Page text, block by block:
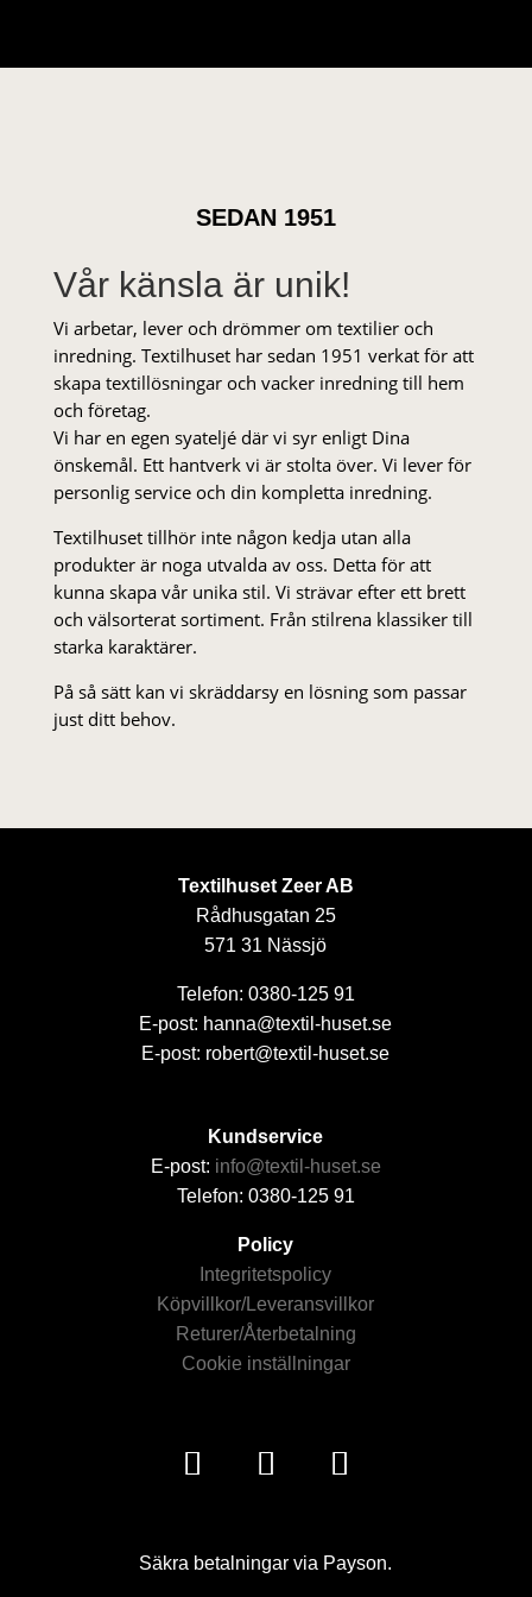
SEDAN 1951
Vår känsla är unik!
Vi arbetar, lever och drömmer om textilier och
inredning. Textilhuset har sedan 1951 verkat för att
skapa textillösningar och vacker inredning till hem
och företag.
Vi har en egen syateljé där vi syr enligt Dina
önskemål. Ett hantverk vi är stolta över. Vi lever för
personlig service och din kompletta inredning.
Textilhuset tillhör inte någon kedja utan alla
produkter är noga utvalda av oss. Detta för att
kunna skapa vår unika stil. Vi strä­var efter ett brett
och välsorterat sor­ti­ment. Från stil­rena klas­siker till
starka karaktärer.
På så sätt kan vi skräddarsy en lösning som passar
just ditt behov.
Textilhuset Zeer AB
Rådhusgatan 25
571 31 Nässjö
Telefon: 0380-125 91
E-post: hanna@textil-huset.se
E-post: robert@textil-huset.se
Kundservice
E-post: info@textil-huset.se
Telefon: 0380-125 91
Policy
Integritetspolicy
Köpvillkor/Leveransvillkor
Returer/Återbetalning
Cookie inställningar
Säkra betalningar via Payson.